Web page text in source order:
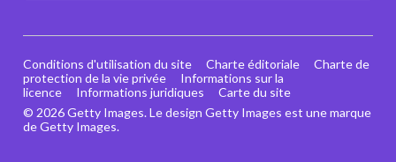
© 2026 Getty Images. Le design Getty Images est une marque
de Getty Images.
Conditions d'utilisation du site Charte éditoriale
Charte de
protection de la vie privée
Informations sur la
licence
Informations juridiques Carte du site